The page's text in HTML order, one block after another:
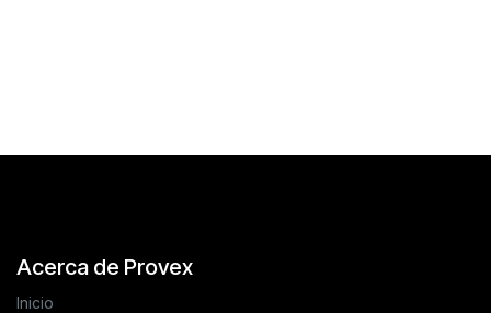
Acerca de Provex
Inicio